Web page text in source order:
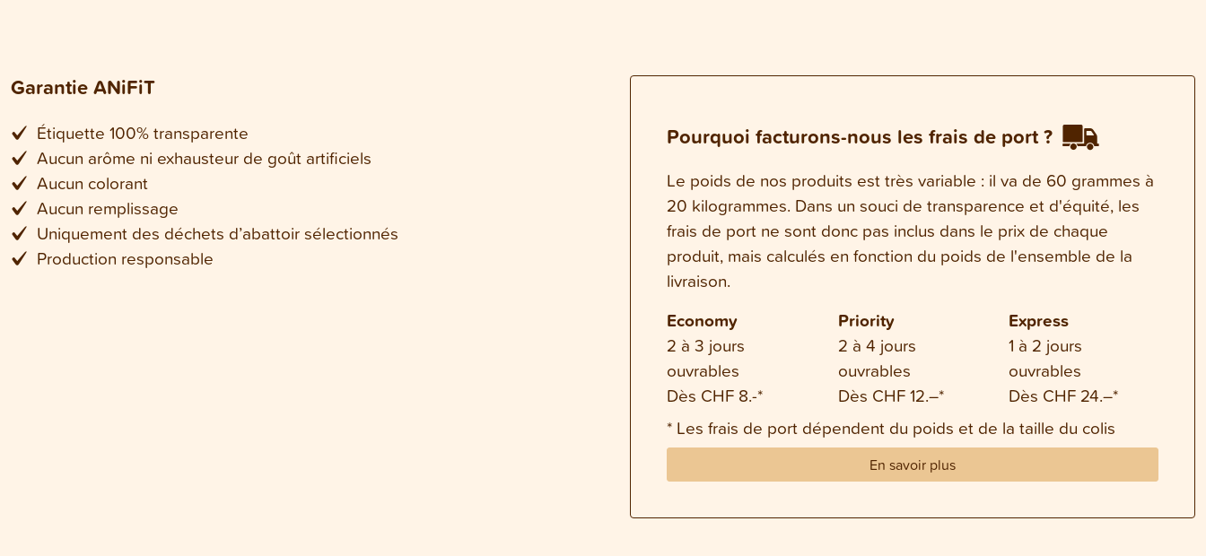
Garantie ANiFiT
Étiquette 100% transparente
Aucun arôme ni exhausteur de goût artificiels
Aucun colorant
Aucun remplissage
Uniquement des déchets d’abattoir sélectionnés
Production responsable
Pourquoi facturons-nous les frais de port ?
Le poids de nos produits est très variable : il va de 60 grammes à
20 kilogrammes. Dans un souci de transparence et d'équité, les
frais de port ne sont donc pas inclus dans le prix de chaque
produit, mais calculés en fonction du poids de l'ensemble de la
livraison.
Economy
2 à 3 jours
ouvrables
Dès CHF 8.-*
Priority
2 à 4 jours
ouvrables
Dès CHF 12.–*
Express
1 à 2 jours
ouvrables
Dès CHF 24.–*
* Les frais de port dépendent du poids et de la taille du colis
En savoir plus